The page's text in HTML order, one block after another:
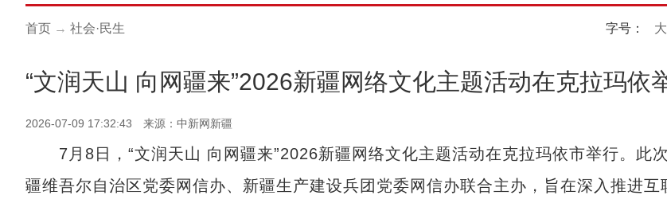
首页 → 社会·民生 字号： 大
“文润天山 向网疆来”2026新疆网络文化主题活动在克拉玛依
2026-07-09 17:32:43 来源：中新网新疆
7月8日，“文润天山 向网疆来”2026新疆网络文化主题活动在克拉玛依市举行。此
疆维吾尔自治区党委网信办、新疆生产建设兵团党委网信办联合主办，旨在深入推进互